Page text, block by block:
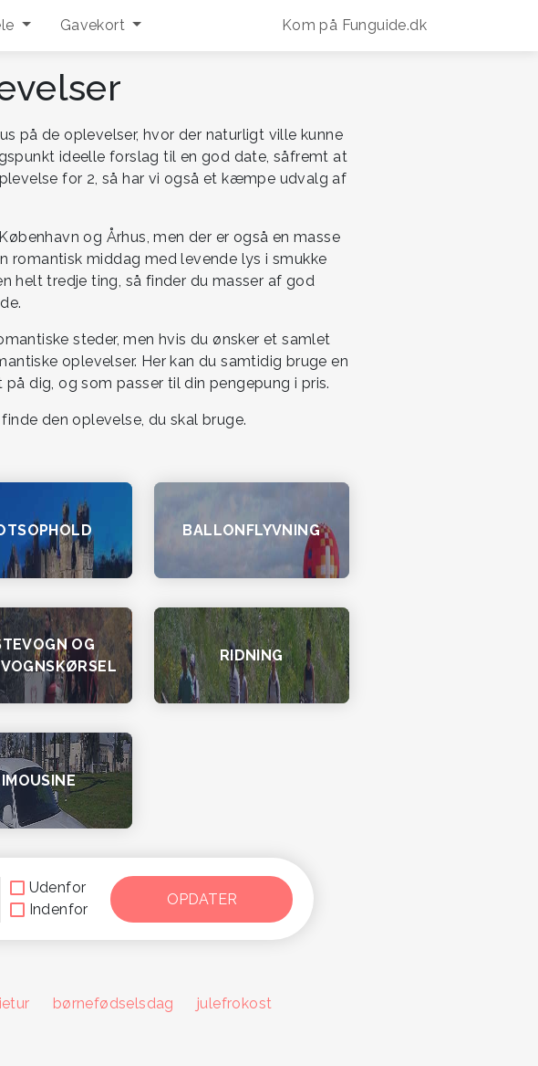
Gavekort Kom på Funguide.dk
på de oplevelser, hvor der naturligt ville kunne
ideelle forslag til en god date, såfremt at
for 2, så har vi også et kæmpe udvalg af
og Århus, men der er også en masse
middag med levende lys i smukke
helt tredje ting, så finder du masser af god
steder, men hvis du ønsker et samlet
oplevelser. Her kan du samtidig bruge en
dig, og som passer til din pengepung i pris.
den oplevelse, du skal bruge.
BALLONFLYVNING
OG
RIDNING
Udenfor
Indenfor
børnefødselsdag
julefrokost